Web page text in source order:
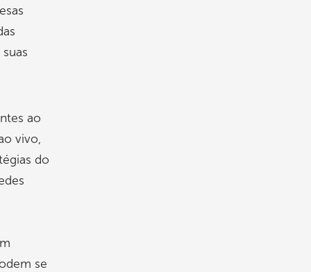
ao
vivo,
do
se